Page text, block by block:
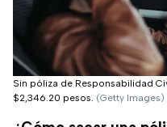
Sin póliza de Responsabilidad
$2,346.20 pesos. (Getty Images)